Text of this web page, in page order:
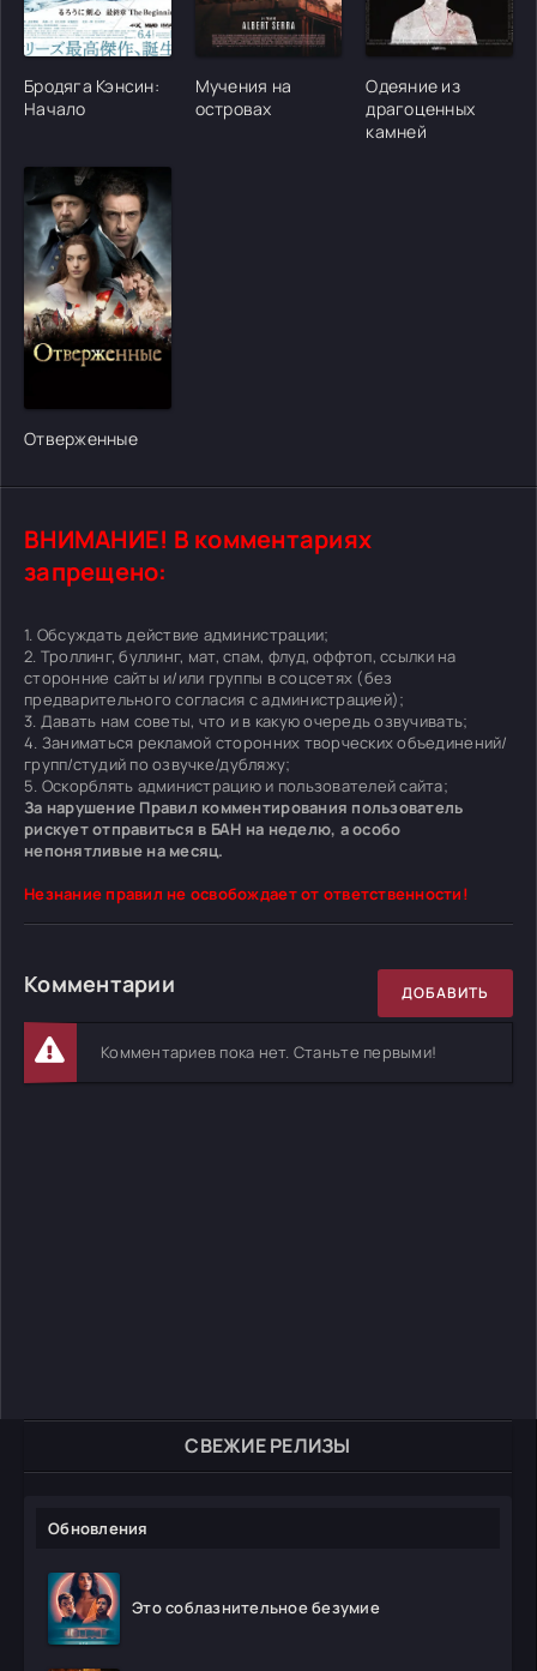
СВЕЖИЕ РЕЛИЗЫ
Обновления
Это соблазнительное безумие
[/xfgiven_cvh_poster_urlcvh_poster_url]
Бродяга Кэнсин:
Начало
[/xfgiven_cvh_poster_urlcvh_poster_url]
Мучения на
островах
[/
Одеяние из
драгоценных
камней
Отверженные
ВНИМАНИЕ! В комментариях
запрещено:
1. Обсуждать действие администрации;
2. Троллинг, буллинг, мат, спам, флуд, оффтоп, ссылки на
сторонние сайты и/или группы в соцсетях (без
предварительного согласия с администрацией);
3. Давать нам советы, что и в какую очередь озвучивать;
4. Заниматься рекламой сторонних творческих объединений/
групп/студий по озвучке/дубляжу;
5. Оскорблять администрацию и пользователей сайта;
За нарушение Правил комментирования пользователь
рискует отправиться в БАН на неделю, а особо
непонятливые на месяц.
Незнание правил не освобождает от ответственности!
Комментарии ДОБАВИТЬ
Комментариев пока нет. Станьте первыми!